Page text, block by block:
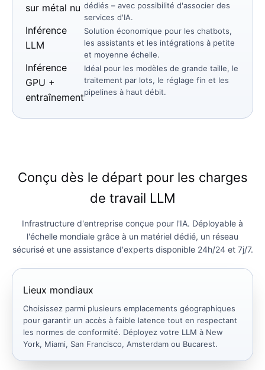
sur métal nu dédiés – avec possibilité d'associer des
services d'IA.
Inférence
LLM
Solution économique pour les chatbots,
les assistants et les intégrations à petite
et moyenne échelle.
Inférence
GPU +
entraînement
Idéal pour les modèles de grande taille, le
traitement par lots, le réglage fin et les
pipelines à haut débit.
Conçu dès le départ pour les charges
de travail LLM
Infrastructure d'entreprise conçue pour l'IA. Déployable à
l'échelle mondiale grâce à un matériel dédié, un réseau
sécurisé et une assistance d'experts disponible 24h/24 et 7j/7.
Lieux mondiaux
Choisissez parmi plusieurs emplacements géographiques
pour garantir un accès à faible latence tout en respectant
les normes de conformité. Déployez votre LLM à New
York, Miami, San Francisco, Amsterdam ou Bucarest.